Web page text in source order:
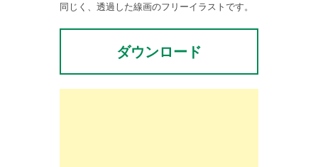
同じく、透過した線画のフリーイラストです。
ダウンロード